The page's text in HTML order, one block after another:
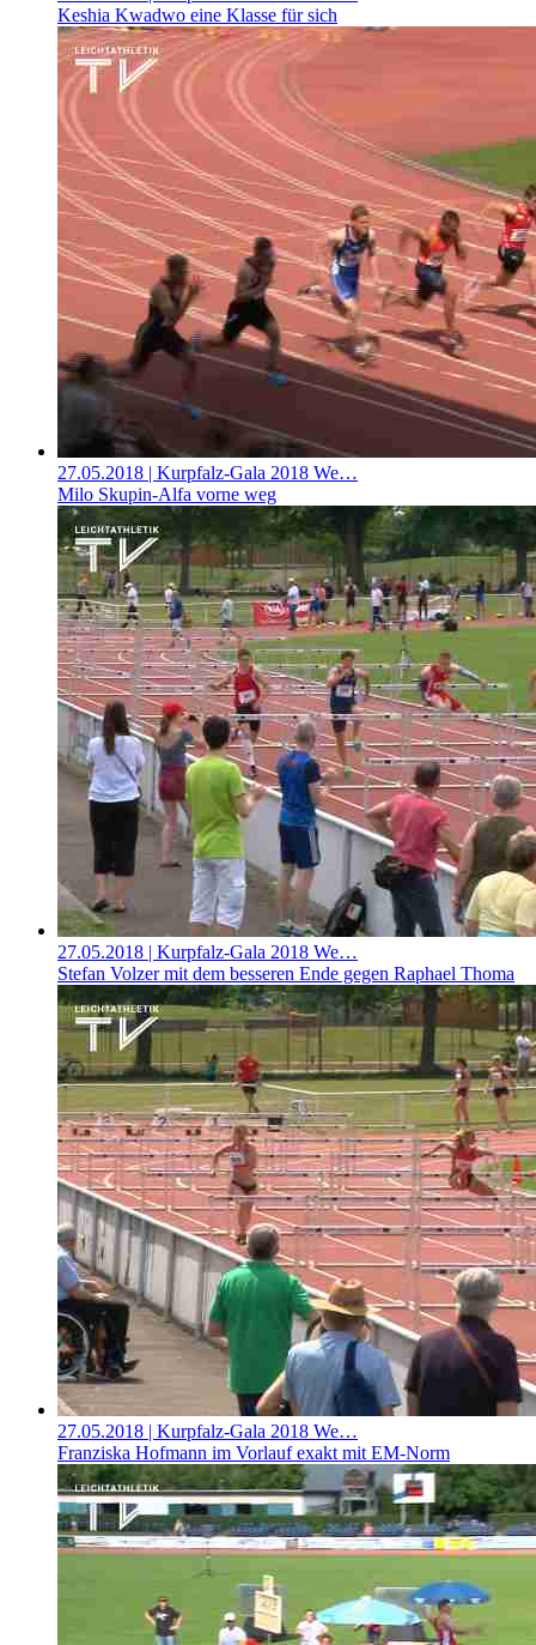
Keshia Kwadwo eine Klasse für sich
27.05.2018 | Kurpfalz-Gala 2018 We…
Milo Skupin-Alfa vorne weg
27.05.2018 | Kurpfalz-Gala 2018 We…
Stefan Volzer mit dem besseren Ende gegen Raphael Thoma
27.05.2018 | Kurpfalz-Gala 2018 We…
Franziska Hofmann im Vorlauf exakt mit EM-Norm